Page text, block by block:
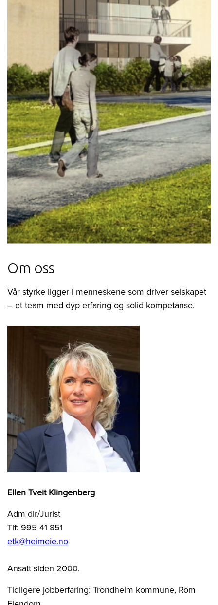
Om oss
Vår styrke ligger i menneskene som driver selskapet
– et team med dyp erfaring og solid kompetanse.
Ellen Tveit Klingenberg
Adm dir/Jurist
Tlf: 995 41 851
etk@heimeie.no
Ansatt siden 2000.
Tidligere jobberfaring: Trondheim kommune, Rom